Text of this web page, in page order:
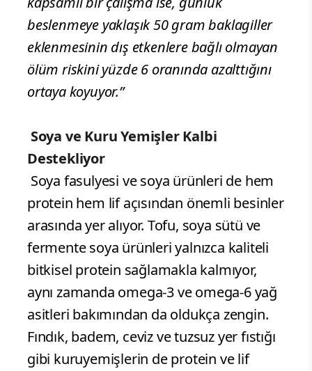
beslenmeye yaklaşık 50 gram baklagiller
eklenmesinin dış etkenlere bağlı olmayan
ölüm riskini yüzde 6 oranında azalttığını
ortaya koyuyor.”
Soya ve Kuru Yemişler Kalbi
Destekliyor
Soya fasulyesi ve soya ürünleri de hem
protein hem lif açısından önemli besinler
arasında yer alıyor. Tofu, soya sütü ve
fermente soya ürünleri yalnızca kaliteli
bitkisel protein sağlamakla kalmıyor,
aynı zamanda omega-3 ve omega-6 yağ
asitleri bakımından da oldukça zengin.
Fındık, badem, ceviz ve tuzsuz yer fıstığı
gibi kuruyemişlerin de protein ve lif